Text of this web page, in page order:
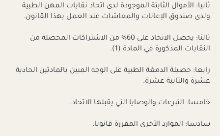
ثانيا: الأموال الثابتة الموجودة لدى اتحاد نقابات المهن الطبية
ولدى صندوق الإعانات والمعاشات عند العمل بهذا القانون.
ثالثا: يحصل الاتحاد على 60% من الاشتراكات المحصلة من
النقابات المذكورة في المادة (1).
رابعا: حصيلة الدمغة الطبية على الوجه المبين بالمادتين الحادية
عشرة والثانية عشرة.
خامسا: التبرعات والوصايا التي يقبلها الاتحاد.
سادسا: الموارد الأخرى المقررة قانونا.